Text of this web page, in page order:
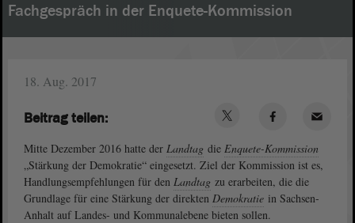
Fachgespräch in der Enquete-Kommission
18. Aug. 2017
Mitte Dezember 2016 hatte der Landtag die Enquete-Kommission
„Stärkung der Demokratie“ eingesetzt. Ziel der Kommission ist es,
Handlungsempfehlungen für den Landtag zu erarbeiten, die die
Grundlage für eine Stärkung der direkten Demokratie in Sachsen-
Anhalt auf Landes- und Kommunalebene bieten sollen.
Beitrag teilen: